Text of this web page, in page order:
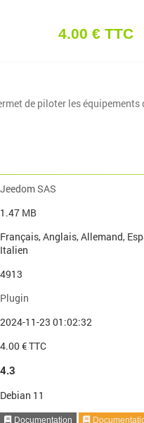
4.00 € TTC
de piloter les
Jeedom SAS
1.47 MB
Français, Anglais, Allemand,
Italien
4913
Plugin
2024-11-23 01:02:32
4.00 € TTC
4.3
Debian 11
Documentation